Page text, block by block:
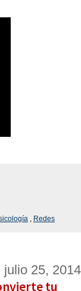
, Redes
julio 25, 2014
tu